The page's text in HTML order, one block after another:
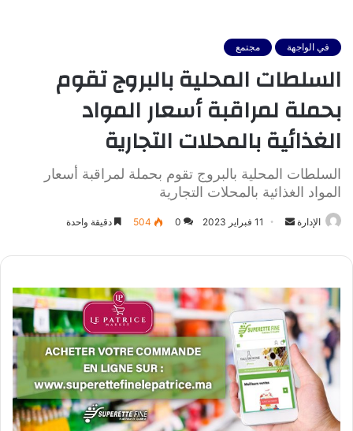
في الواجهة مجتمع
السلطات المحلية بالبروج تقوم
بحملة لمراقبة أسعار المواد
الغذائية بالمحلات التجارية
السلطات المحلية بالبروج تقوم بحملة لمراقبة أسعار
المواد الغذائية بالمحلات التجارية
الإدارة
أرسل
إلكترونيا
11 فبراير 2023 0
504 دقيقة واحدة